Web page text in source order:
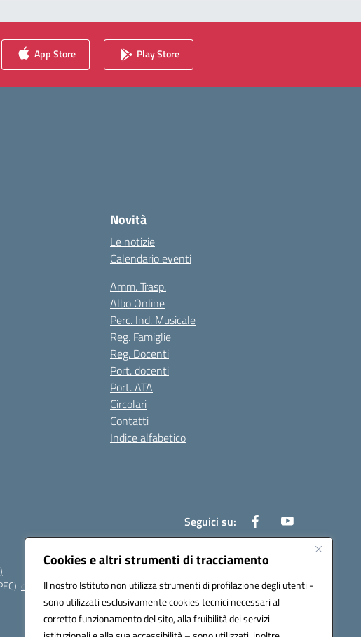
Cookies e altri strumenti di tracciamento
Il nostro Istituto non utilizza strumenti di profilazione degli utenti -
sono utilizzati esclusivamente cookies tecnici necessari al
corretto funzionamento del sito, alla fruibilità dei servizi
App Store Play Store
Novità
Le notizie
Calendario eventi
Amm. Trasp.
Albo Online
Perc. Ind. Musicale
Reg. Famiglie
Reg. Docenti
Port. docenti
Port. ATA
Circolari
Contatti
Indice alfabetico
Seguici su:
ctic83200r@pec.istruzione.it